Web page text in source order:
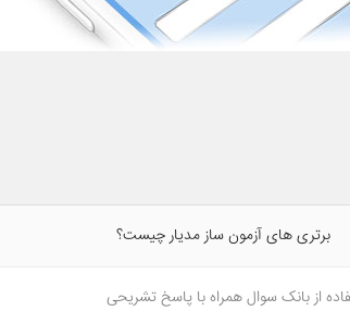
برتری های آزمون ساز مدیار چیست؟
از بانک سوال همراه با پاسخ تشریحی